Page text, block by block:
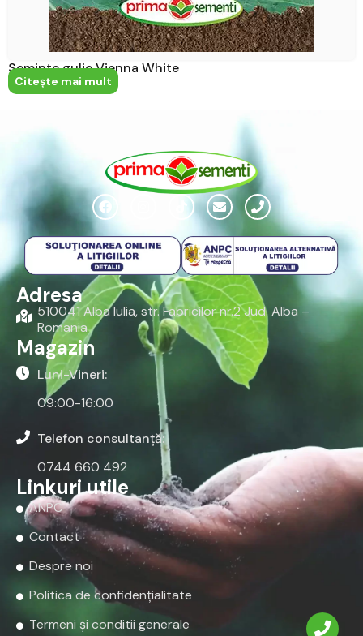
Seminte gulie Vienna White
Citeşte mai mult
Adresa
510041 Alba Iulia, str. Fabricilor nr.2 Jud. Alba –
Romania
Magazin
Luni-Vineri:
09:00-16:00
Telefon consultanță:
0744 660 492
Linkuri utile
ANPC
Contact
Despre noi
Politica de confidențialitate
Termeni și conditii generale